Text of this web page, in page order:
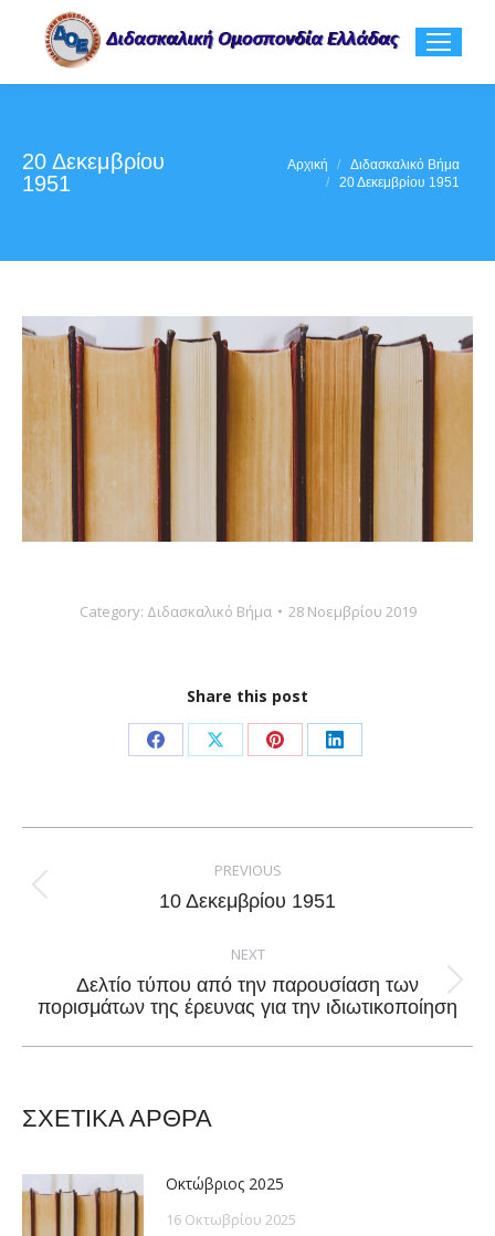
20 Δεκεμβρίου
1951
Αρχική
Διδασκαλικό Βήμα
20 Δεκεμβρίου 1951
Category: Διδασκαλικό Βήμα 28 Νοεμβρίου 2019
Share this post
Share
Facebook
Share
X
Share
Pinterest
Share
LinkedIn
navigation
PREVIOUS
Previous
10 Δεκεμβρίου 1951
NEXT
Next
post:
Δελτίο τύπου από την παρουσίαση των
πορισμάτων της έρευνας για την ιδιωτικοποίηση
ΣΧΕΤΙΚΑ ΑΡΘΡΑ
Οκτώβριος 2025
16 Οκτωβρίου 2025